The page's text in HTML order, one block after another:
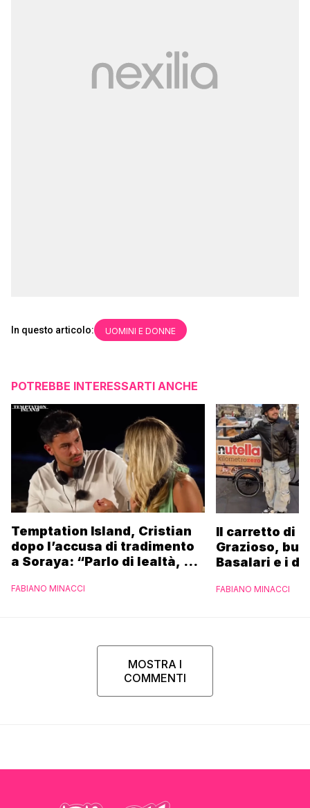
In questo articolo: UOMINI E DONNE
POTREBBE INTERESSARTI ANCHE
Temptation Island, Cristian
dopo l’accusa di tradimento
a Soraya: “Parlo di lealtà, ma
FABIANO MINACCI
Il carretto di
Grazioso,
Basalari e i
Ferrero”
FABIANO MINACCI
MOSTRA I
COMMENTI